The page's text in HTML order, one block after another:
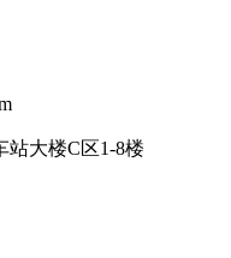
站大楼C区1-8楼